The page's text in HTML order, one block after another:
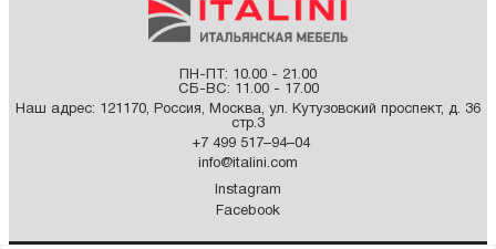
ПН-ПТ: 10.00 - 21.00
СБ-ВС: 11.00 - 17.00
Наш адрес: 121170, Россия, Москва, ул. Кутузовский проспект, д. 36
стр.3
+7 499 517–94–04
info@italini.com
Instagram
Facebook